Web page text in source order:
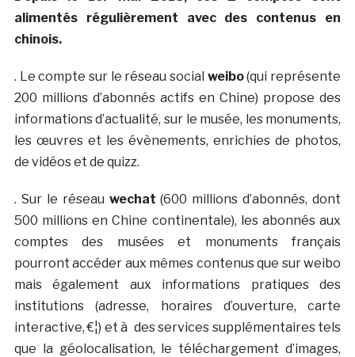
alimentés régulièrement avec des contenus en
chinois.
. Le compte sur le réseau social weibo(qui représente
200 millions d’abonnés actifs en Chine) propose des
informations d’actualité, sur le musée, les monuments,
les œuvres et les évènements, enrichies de photos,
de vidéos et de quizz.
. Sur le réseau wechat(600 millions d’abonnés, dont
500 millions en Chine continentale), les abonnés aux
comptes des musées et monuments français
pourront accéder aux mêmes contenus que sur weibo
mais également aux informations pratiques des
institutions (adresse, horaires d’ouverture, carte
interactive, €¦) et à des services supplémentaires tels
que la géolocalisation, le téléchargement d’images,